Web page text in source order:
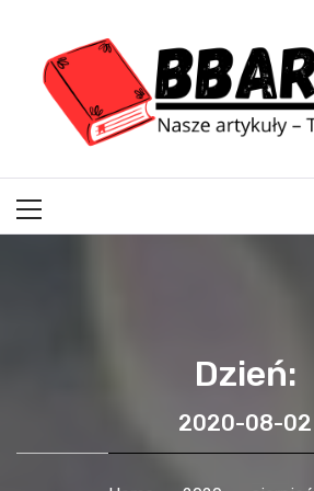
contentBBart.pl
Menu
Dzień:
2020-08-02